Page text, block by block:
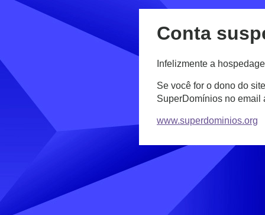
Conta
Infelizmente a
Se você for o dono do
SuperDomínios no email
www.superdominios.org